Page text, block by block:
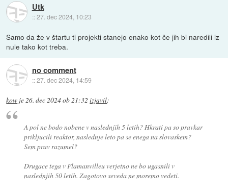
Utk
::27. dec 2024, 10:23
Samo da že v štartu ti projekti stanejo enako kot če jih bi naredili iz
nule tako kot treba.
no comment
::27. dec 2024, 14:59
kow je26. dec 2024 ob 21:32 izjavil:
A pol ne bodo nobene v naslednjih 5 letih? Hkrati pa so pravkar
prikljucili reaktor, naslednje leto pa se enega na slovaskem?
Sem prav razumel?
Drugace tega v Flamanvilleu verjetno ne bo ugasnili v
naslednjih 50 letih. Zagotovo seveda ne moremo vedeti.